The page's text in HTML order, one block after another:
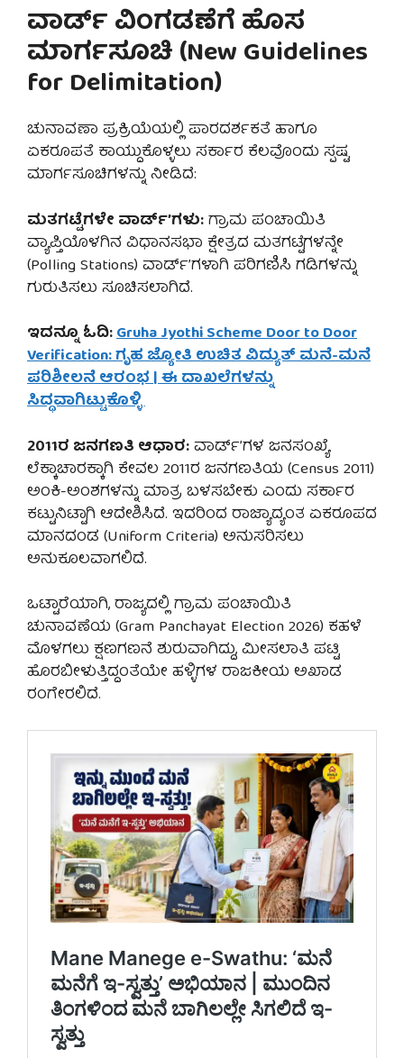
ವಾರ್ಡ್ ವಿಂಗಡಣೆಗೆ ಹೊಸ
ಮಾರ್ಗಸೂಚಿ (New Guidelines
for Delimitation)
ಚುನಾವಣಾ ಪ್ರಕ್ರಿಯೆಯಲ್ಲಿ ಪಾರದರ್ಶಕತೆ ಹಾಗೂ
ಏಕರೂಪತೆ ಕಾಯ್ದುಕೊಳ್ಳಲು ಸರ್ಕಾರ ಕೆಲವೊಂದು ಸ್ಪಷ್ಟ
ಮಾರ್ಗಸೂಚಿಗಳನ್ನು ನೀಡಿದೆ:
ಮತಗಟ್ಟೆಗಳೇ ವಾರ್ಡ್’ಗಳು:ಗ್ರಾಮ ಪಂಚಾಯಿತಿ
ವ್ಯಾಪ್ತಿಯೊಳಗಿನ ವಿಧಾನಸಭಾ ಕ್ಷೇತ್ರದ ಮತಗಟ್ಟೆಗಳನ್ನೇ
(Polling Stations) ವಾರ್ಡ್’ಗಳಾಗಿ ಪರಿಗಣಿಸಿ ಗಡಿಗಳನ್ನು
ಗುರುತಿಸಲು ಸೂಚಿಸಲಾಗಿದೆ.
ಇದನ್ನೂ ಓದಿ:Gruha Jyothi Scheme Door to Door
Verification: ಗೃಹ ಜ್ಯೋತಿ ಉಚಿತ ವಿದ್ಯುತ್ ಮನೆ-ಮನೆ
ಪರಿಶೀಲನೆ ಆರಂಭ | ಈ ದಾಖಲೆಗಳನ್ನು
ಸಿದ್ಧವಾಗಿಟ್ಟುಕೊಳ್ಳಿ
2011ರ ಜನಗಣತಿ ಆಧಾರ:ವಾರ್ಡ್’ಗಳ ಜನಸಂಖ್ಯೆ
ಲೆಕ್ಕಾಚಾರಕ್ಕಾಗಿ ಕೇವಲ 2011ರ ಜನಗಣತಿಯ (Census 2011)
ಅಂಕಿ-ಅಂಶಗಳನ್ನು ಮಾತ್ರ ಬಳಸಬೇಕು ಎಂದು ಸರ್ಕಾರ
ಕಟ್ಟುನಿಟ್ಟಾಗಿ ಆದೇಶಿಸಿದೆ. ಇದರಿಂದ ರಾಜ್ಯಾದ್ಯಂತ ಏಕರೂಪದ
ಮಾನದಂಡ (Uniform Criteria) ಅನುಸರಿಸಲು
ಅನುಕೂಲವಾಗಲಿದೆ.
ಒಟ್ಟಾರೆಯಾಗಿ, ರಾಜ್ಯದಲ್ಲಿ ಗ್ರಾಮ ಪಂಚಾಯಿತಿ
ಚುನಾವಣೆಯ (Gram Panchayat Election 2026) ಕಹಳೆ
ಮೊಳಗಲು ಕ್ಷಣಗಣನೆ ಶುರುವಾಗಿದ್ದು, ಮೀಸಲಾತಿ ಪಟ್ಟಿ
ಹೊರಬೀಳುತ್ತಿದ್ದಂತೆಯೇ ಹಳ್ಳಿಗಳ ರಾಜಕೀಯ ಅಖಾಡ
ರಂಗೇರಲಿದೆ.